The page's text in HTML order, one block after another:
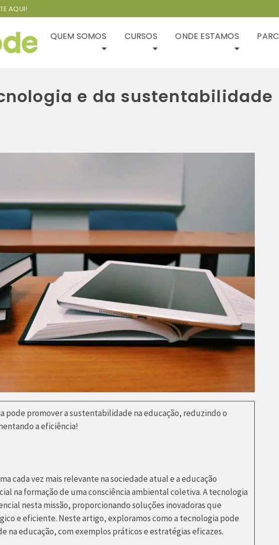
AQUI!
QUEM SOMOS CURSOS ONDE ESTAMOS
e da sustentabilidade
pode promover a sustentabilidade na educação, reduzindo o
a eficiência!
cada vez mais relevante na sociedade atual e a educação
na formação de uma consciência ambiental coletiva. A tecnologia
nesta missão, proporcionando soluções inovadoras que
e eficiente. Neste artigo, exploramos como a tecnologia pode
na educação, com exemplos práticos e estratégias eficazes.